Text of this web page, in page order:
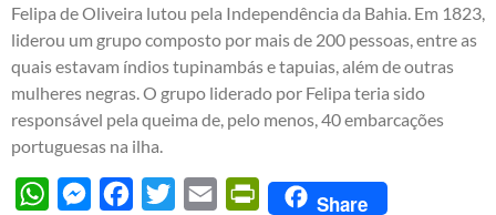
Felipa de Oliveira lutou pela Independência da Bahia. Em 1823,
liderou um grupo composto por mais de 200 pessoas, entre as
quais estavam índios tupinambás e tapuias, além de outras
mulheres negras. O grupo liderado por Felipa teria sido
responsável pela queima de, pelo menos, 40 embarcações
portuguesas na ilha.
WhatsAppMessengerFacebook
Twitter Email PrintFriendly
Share